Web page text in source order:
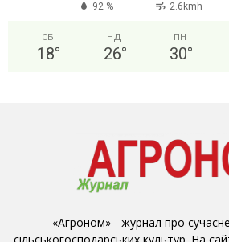
92 % 2.6kmh
СБ
18°
НД
26°
ПН
30°
«Агроном» - журнал про